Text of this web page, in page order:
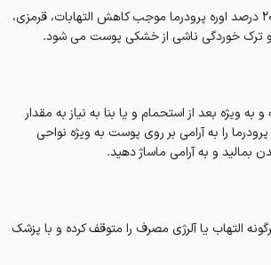
لوسیون بدن حاوی 20 درصد اوره پرودرما موجب کاهش التهابات، قرمزی،
ترک خوردگی ناشی از خشکی پوست می شود.
به ویژه بعد از استحمام و یا بنا به نیاز به مقدار
را به آرامی بر روی پوست به ویژه نواحی
و به آرامی ماساژ دهید.
التهاب یا آلرژی مصرف را متوقف کرده و با پزشک